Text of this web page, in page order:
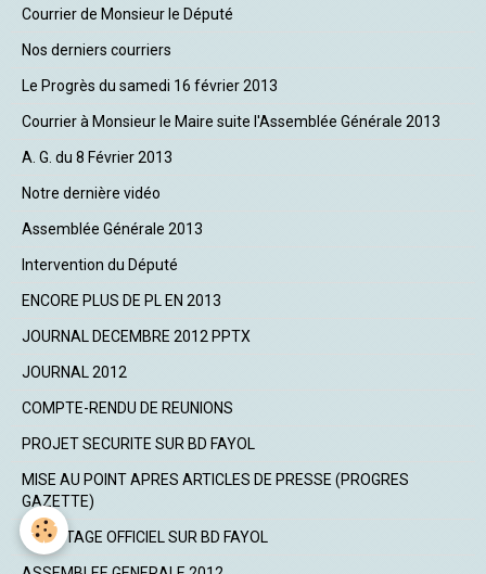
Courrier de Monsieur le Député
Nos derniers courriers
Le Progrès du samedi 16 février 2013
Courrier à Monsieur le Maire suite l'Assemblée Générale 2013
A. G. du 8 Février 2013
Notre dernière vidéo
Assemblée Générale 2013
Intervention du Député
ENCORE PLUS DE PL EN 2013
JOURNAL DECEMBRE 2012 PPTX
JOURNAL 2012
COMPTE-RENDU DE REUNIONS
PROJET SECURITE SUR BD FAYOL
MISE AU POINT APRES ARTICLES DE PRESSE (PROGRES
GAZETTE)
COMPTAGE OFFICIEL SUR BD FAYOL